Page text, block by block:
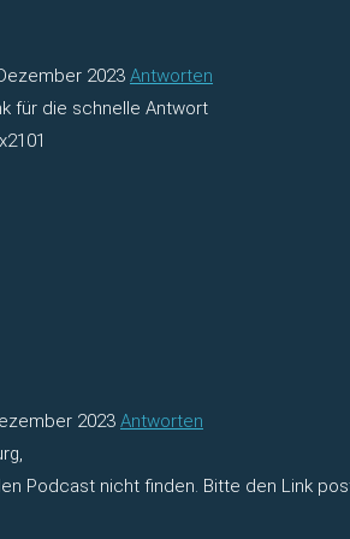
2023 Antworten
für die schnelle Antwort
2023 Antworten
Podcast nicht finden. Bitte den Link